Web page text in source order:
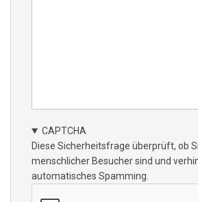
CAPTCHA
Diese Sicherheitsfrage überprüft, ob
menschlicher Besucher sind und
automatisches Spamming.